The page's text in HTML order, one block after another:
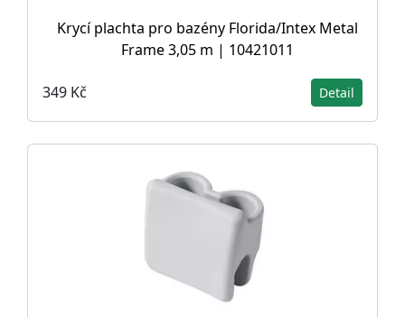
Krycí plachta pro bazény Florida/Intex Metal
Frame 3,05 m | 10421011
349 Kč Detail